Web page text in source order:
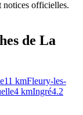
notices officielles.
de La
11 kmFleury-les-
4 kmIngré4.2